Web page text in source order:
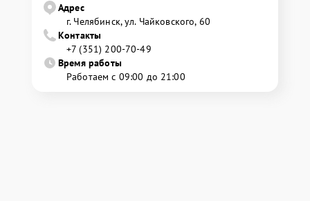
Адрес
г. Челябинск, ул. Чайковского, 60
Контакты
+7 (351) 200-70-49
Время работы
Работаем с 09:00 до 21:00